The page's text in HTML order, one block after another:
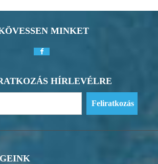
MINKET
HÍRLEVÉLRE